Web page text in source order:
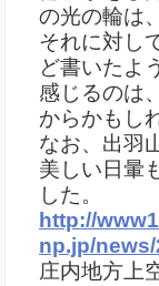
の光の輪は
それに対し
ど書いたよ
感じるのは
からかもし
なお、出羽
美しい日暈
した。
http://
np.jp/
庄内地方上